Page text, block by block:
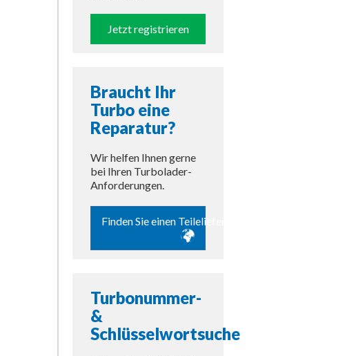
Jetzt registrieren
Braucht Ihr
Turbo eine
Reparatur?
Wir helfen Ihnen gerne
bei Ihren Turbolader-
Anforderungen.
Finden Sie einen Teilelieferanten
Turbonummer-
&
Schlüsselwortsuche